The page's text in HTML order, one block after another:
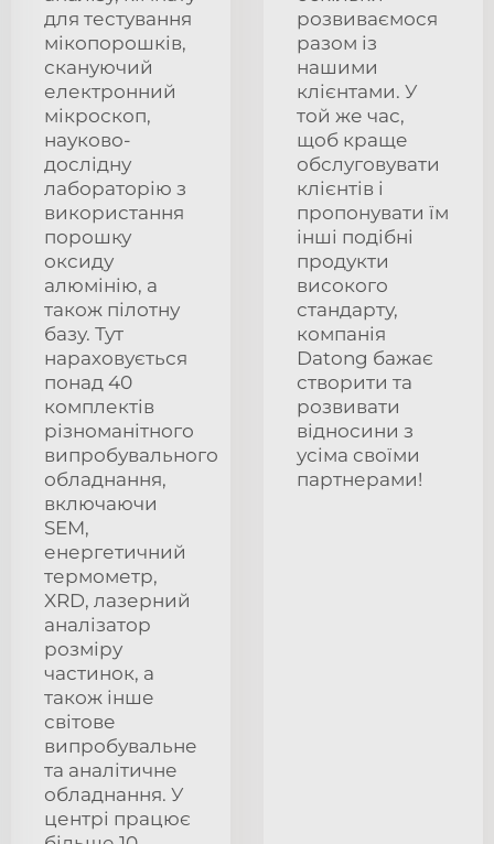
для тестування
мікопорошків,
скануючий
електронний
мікроскоп,
науково-
дослідну
лабораторію з
використання
порошку
оксиду
алюмінію, а
також пілотну
базу. Тут
нараховується
понад 40
комплектів
різноманітного
випробувального
обладнання,
включаючи
SEM,
енергетичний
термометр,
XRD, лазерний
аналізатор
розміру
частинок, а
також інше
світове
випробувальне
та аналітичне
обладнання. У
центрі працює
розвиваємося
разом із
нашими
клієнтами. У
той же час,
щоб краще
обслуговувати
клієнтів і
пропонувати їм
інші подібні
продукти
високого
стандарту,
компанія
Datong бажає
створити та
розвивати
відносини з
усіма своїми
партнерами!